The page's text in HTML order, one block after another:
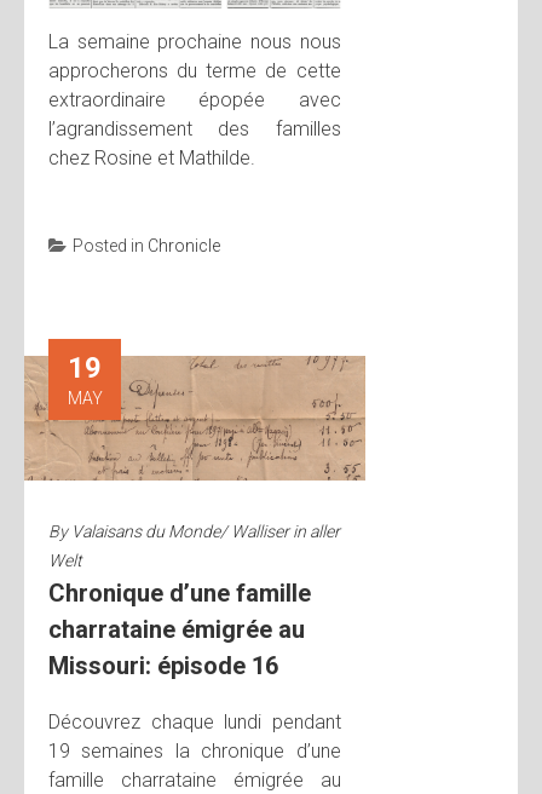
La semaine prochaine nous nous
approcherons du terme de cette
extraordinaire épopée avec
l’agrandissement des familles
chez Rosine et Mathilde.
Posted in Chronicle
19
MAY
By Valaisans du Monde/ Walliser in aller
Welt
Chronique d’une famille
charrataine émigrée au
Missouri: épisode 16
Découvrez chaque lundi pendant
19 semaines la chronique d’une
famille charrataine émigrée au